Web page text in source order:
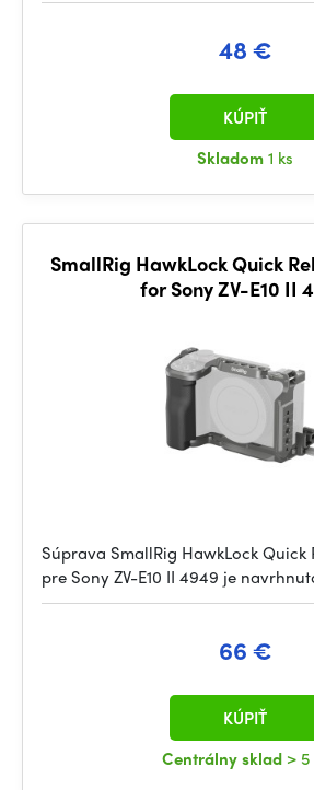
48 €
Skladom1 ks
KÚPIŤ
SmallRig HawkLock Quick
for Sony ZV-E10 II
Súprava SmallRig HawkLock Quick
pre Sony ZV-E10 II 4949 je
66 €
Centrálny sklad > 5
KÚPIŤ